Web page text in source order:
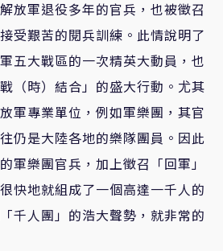
放軍退役多年的官兵，也被徵召
受艱苦的閱兵訓練。此情說明了
五大戰區的一次精英大動員，也
（時）結合」的盛大行動。尤其
軍專業單位，例如軍樂團，其官
仍是大陸各地的樂隊團員。因此
軍樂團官兵，加上徵召「回軍」
快地就組成了一個高達一千人的
千人團」的浩大聲勢，就非常的